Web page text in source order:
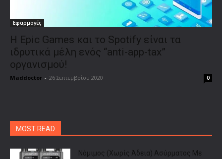
Εφαρμογές
Η Epic Games και το Spotify είναι τα
ιδρυτικά μέλη ενός “anti-app-tax”
οργανισμού!
Maddoctor - 26 Σεπτεμβρίου 2020 0
MOST READ
Νόμιμος (Χωρίς Άδεια) Ασύρματος Με